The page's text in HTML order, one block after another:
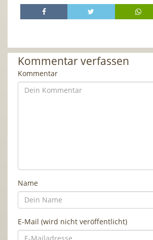
Kommentar verfassen
Kommentar
Name
E-Mail (wird nicht veröffentlicht)